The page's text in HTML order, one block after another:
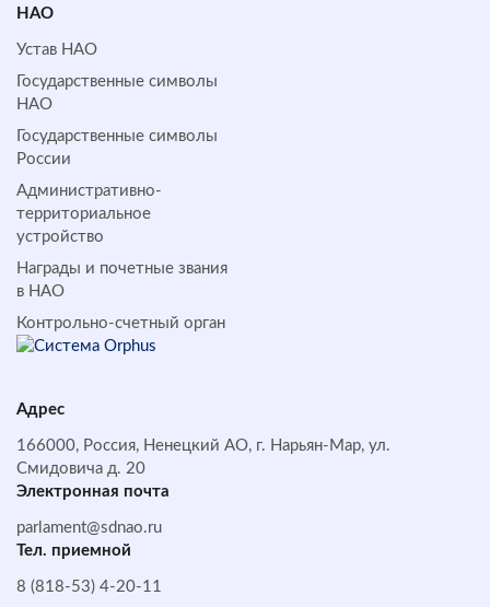
НАО
Устав НАО
Государственные символы
НАО
Государственные символы
России
Административно-
территориальное
устройство
Награды и почетные звания
в НАО
Контрольно-счетный орган
Адрес
166000, Россия, Ненецкий АО, г. Нарьян-Мар, ул.
Смидовича д. 20
Электронная почта
parlament@sdnao.ru
Тел. приемной
8 (818-53) 4-20-11